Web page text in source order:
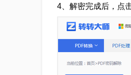
4、解密完成后，点